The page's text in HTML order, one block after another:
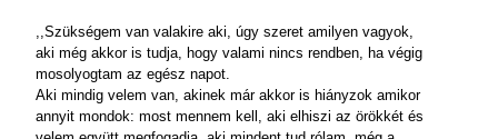
,,Szükségem van valakire aki, úgy szeret amilyen vagyok,
aki még akkor is tudja, hogy valami nincs rendben, ha végig
mosolyogtam az egész napot.
Aki mindig velem van, akinek már akkor is hiányzok amikor
annyit mondok: most mennem kell, aki elhiszi az örökkét és